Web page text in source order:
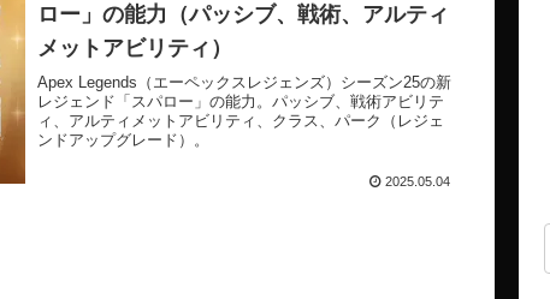
ロー」の能力（パッシブ、戦術、アルティ
メットアビリティ）
Apex Legends（エーペックスレジェンズ）シーズン25の新
レジェンド「スパロー」の能力。パッシブ、戦術アビリテ
ィ、アルティメットアビリティ、クラス、パーク（レジェ
ンドアップグレード）。
2025.05.04